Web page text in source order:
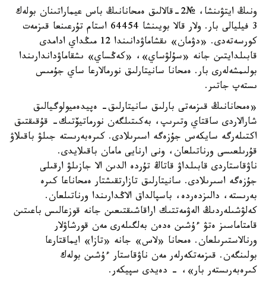
ونىڭ ايتۋىنشا، №2-قالالىق ەمحانانىڭ باس عيماراتىنان بولەك
3 فيليالى بار. ولار قالا بويىنشا 64454 استام تۇرعىنعا قىزمەت
كورسەتەدى. «دۋمان» ىقشاماۋدانىندا 12 مىڭداي ادامدى
قابىلدايتىن جانە «سۇلۋساي»، «كەڭساي» ىشقاماۋداندارىندا
بولىمشەلەرى بار. ەمحانا سانيتارلىق نورمالارعا ساي جۇمىس
ىستەپ جاتىر.
«ەمحانانىڭ قىزمەتى بارلىق سانيتارلىق- ەپيدەميولوگيالىق
شارالاردى ساقتاي وتىرىپ، بەكىتىلگەن نورماتيۆتىك- قۇقىقتىق
اكتىلەرگە سايكەس جۇزەگە اسىرىلادى. كىرەبەرىستە جىلۋ باقىلاۋ
قۇرىلعىسى ورناتىلعان، ونى ارنايى مامان باقىلايدى.
ناۋقاستاردى قابىلداۋ قاتاڭ تۇردە الدىن الا جازىلۋ ارقىلى
جۇزەگە اسىرىلادى. سانيتارلىق تازارتقىشتار ەمحاناعا كىرە
بەرىستە، دالىزدەردە، باسپالداق الاڭدارىندا ورناتىلعان.
كەلۋشىلەردىڭ الەۋمەتتىك اراقاشىقتىعىن جانە قوزعالىس باعىتىن
قامتاماسىز ەتۋ ءۇشىن ەدەن بەلگىلەرى مەن قورشاۋلار
ورنالاستىرىلعان. ەمحانا «لاس» جانە «تازا» ايماقتارعا
بولىنگەن. قىزمەتكەرلەر مەن ناۋقاستار ءۇشىن بولەك
كىرەبەرىستەر بار»، - دەيدى سپيكەر.